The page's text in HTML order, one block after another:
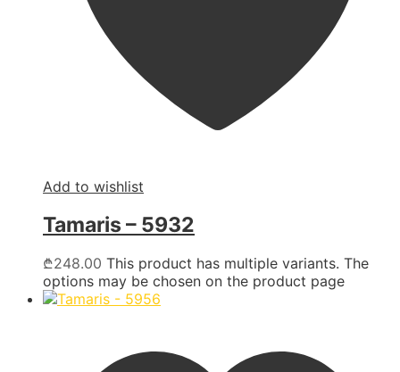
Add to wishlist
Tamaris – 5932
₾248.00 This product has multiple variants. The
options may be chosen on the product page